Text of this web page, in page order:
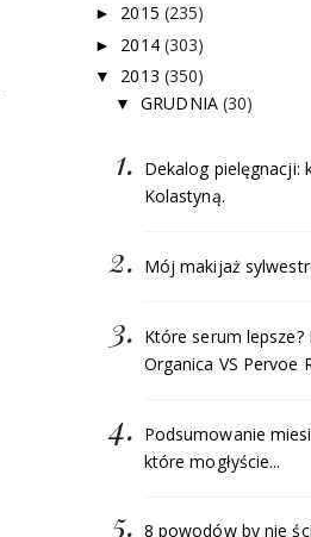
► 2015 (235)
► 2014 (303)
▼ 2013 (350)
▼GRUDNIA (30)
Dekalog pielęgnacji:
Kolastyną.
Mój makijaż
Które serum lepsze?
Organica VS Pervoe
Podsumowanie
które mogłyście...
8 powodów by nie